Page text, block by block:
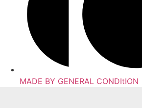
MADE BY GENERAL CONDItION